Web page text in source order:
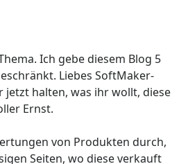
Ich gebe diesem Blog 5
Liebes SoftMaker-
jetzt halten, was ihr wollt, diese
Ernst.
von Produkten durch,
Seiten, wo diese verkauft